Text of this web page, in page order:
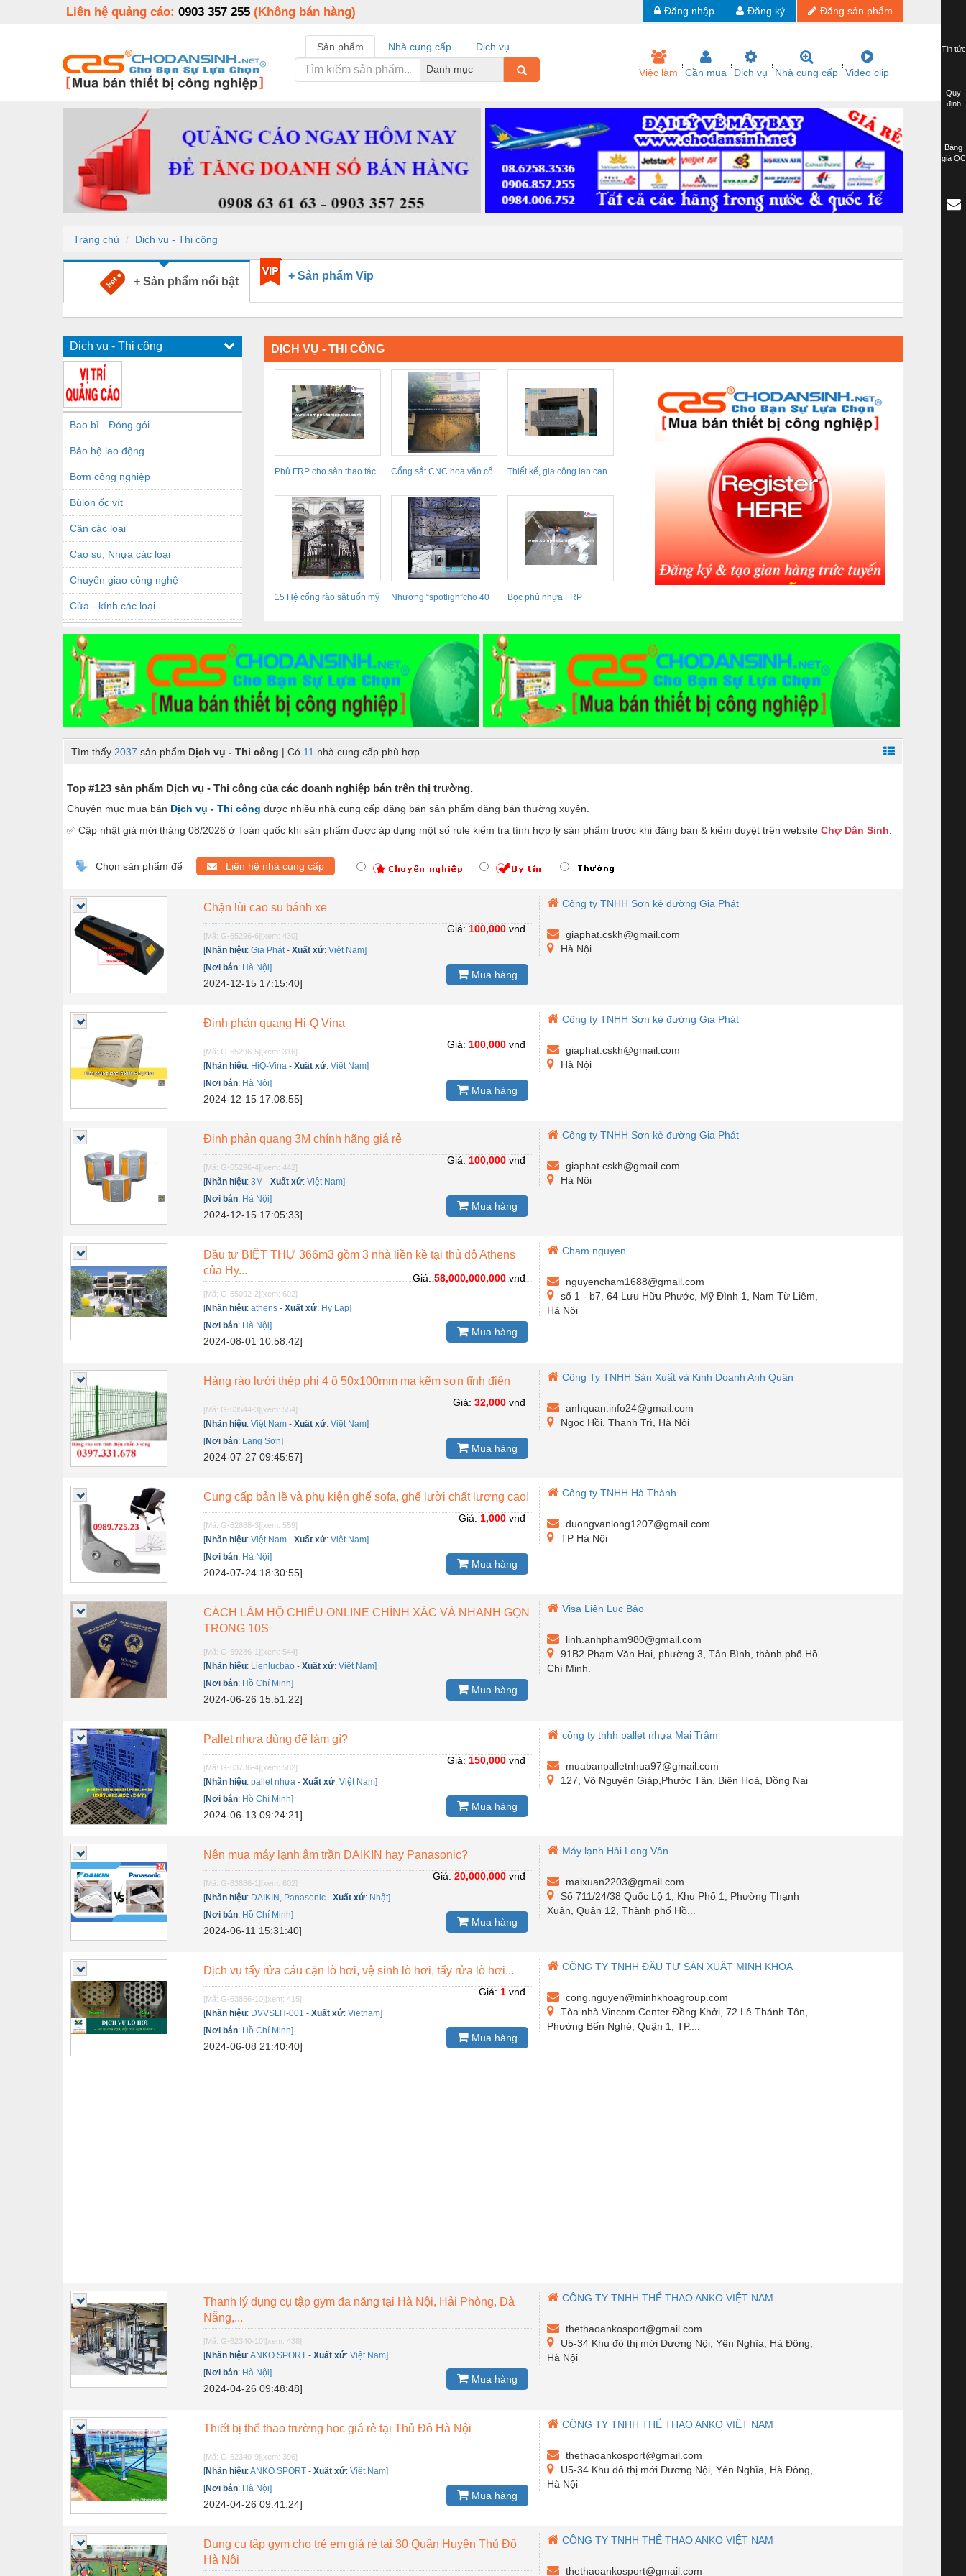
Liên hệ quảng cáo: 0903 357 255 (Không bán hàng) Đăng sản phẩm
Đăng ký
Đăng nhập
Sản phẩm Nhà cung cấp
Dịch vụ
Danh mục
Việc làm Cần mua Dịch vụ Nhà cung cấp Video clip
Trang chủ Dịch vụ - Thi công
+ Sản phẩm nổi bật + Sản phẩm Vip
Dịch vụ - Thi công
Bao bì - Đóng gói
Bảo hộ lao động
Bơm công nghiệp
Bùlon ốc vít
Cân các loại
Cao su, Nhựa các loại
Chuyển giao công nghệ
Cửa - kính các loại
Dầu khí - Thiết bị
Dây chuyền sản xuất
Dệt may - Thiết bị
Dầu mỡ công nghiệp
Điện công nghiệp
Điện gia dụng
Điện Lạnh
Đóng tàu Thiết bị
Đúc chính xác Thiết bị
Dụng cụ cắt gọt
Dụng cụ điện
Dụng cụ đo
Gỗ - Trang thiết bị
Hàn cắt - Thiết bị
Hóa chất-Trang thiết bị
Kệ công nghiệp
Lọc công nghiệp
Máy công cụ - Phụ tùng
Mỏ - Trang thiết bị
Mô tơ - Hộp số
Môi trường - Thiết bị
Nâng hạ - Trang thiết bị
Nội - Ngoại thất - văn phòng
Nước-Vật tư thiết bị
Phốt cơ khí
Sắt, thép, inox các loại
Thí nghiệm-Trang thiết bị
Thiết bị chiếu sáng
Thiết bị chống sét
Thiết bị an ninh
Thiết bị công nghiệp
Thiết bị điện
Thiết bị giáo dục
Thiết bị khác
Thiết bị làm sạch
Thiết bị nhà bếp
Thiết bị nhiệt
Thiêt bị PCCC
Thiết bị truyền động
Thiết bị văn phòng
Thiết bị viễn thông
Thủy lực-Thiết bị
Thủy sản - Trang thiết bị
Van - Co các loại
Vật liệu mài mòn
Vật liệu xây dựng
Vòng bi - Bạc đạn
DỊCH VỤ - THI CÔNG
Phủ FRP cho sàn thao tác
Cổng sắt CNC hoa văn cổ
Thiết kế, gia công lan can
15 Hệ cổng rào sắt uốn mỹ
Nhường “spotligh”cho 40
Bọc phủ nhựa FRP
Tìm thấy 2037 sản phẩm Dịch vụ - Thi công | Có 11 nhà cung cấp phù hợp
Top #123 sản phẩm Dịch vụ - Thi công của các doanh nghiệp bán trên thị trường.
Chuyên mục mua bán Dịch vụ - Thi công được nhiều nhà cung cấp đăng bán sản phẩm đăng bán thường xuyên.
✅ Cập nhật giá mới tháng 08/2026 ở Toàn quốc khi sản phẩm được áp dụng một số rule kiểm tra tính hợp lý sản phẩm trước khi đăng bán & kiểm duyệt trên website Chợ Dân Sinh
Chọn sản phẩm để Liên hệ nhà cung cấp
Chặn lùi cao su bánh xe
[Mã: G-65296-6][xem: 430]
[Nhãn hiệu:Gia Phát -Xuất xứ:Việt Nam]
[Nơi bán: Hà Nội]
2024-12-15 17:15:40]
Giá: 100,000vnđ
Mua hàng
Công ty TNHH Sơn kẻ đường Gia Phát
giaphat.cskh@gmail.com
Hà Nội
Đinh phản quang Hi-Q Vina
[Mã: G-65296-5][xem: 316]
[Nhãn hiệu: HiQ-Vina -Xuất xứ:Việt Nam]
[Nơi bán: Hà Nội]
2024-12-15 17:08:55]
Giá: 100,000vnđ
Mua hàng
Công ty TNHH Sơn kẻ đường Gia Phát
giaphat.cskh@gmail.com
Hà Nội
Đinh phản quang 3M chính hãng giá rẻ
[Mã: G-65296-4][xem: 442]
[Nhãn hiệu:3M -Xuất xứ:Việt Nam]
[Nơi bán: Hà Nội]
2024-12-15 17:05:33]
Giá: 100,000vnđ
Mua hàng
Công ty TNHH Sơn kẻ đường Gia Phát
giaphat.cskh@gmail.com
Hà Nội
Đầu tư BIỆT THỰ 366m3 gồm 3 nhà liền kề tại thủ đô Athens
của Hy...
[Mã: G-55092-2][xem: 602]
[Nhãn hiệu:athens -Xuất xứ: Hy Lạp]
[Nơi bán: Hà Nội]
2024-08-01 10:58:42]
Giá: 58,000,000,000vnđ
Mua hàng
Cham nguyen
nguyencham1688@gmail.com
số 1 - b7, 64 Lưu Hữu Phước, Mỹ Đình 1, Nam Từ Liêm,
Hà Nội
Hàng rào lưới thép phi 4 ô 50x100mm mạ kẽm sơn tĩnh điện
[Mã: G-63544-3][xem: 554]
[Nhãn hiệu:Việt Nam -Xuất xứ:Việt Nam]
[Nơi bán: Lạng Sơn]
2024-07-27 09:45:57]
Giá: 32,000vnđ
Mua hàng
Công Ty TNHH Sản Xuất và Kinh Doanh Anh Quân
anhquan.info24@gmail.com
Ngọc Hồi, Thanh Trì, Hà Nội
Cung cấp bản lề và phụ kiện ghế sofa, ghế lười chất lượng cao!
[Mã: G-62868-3][xem: 559]
[Nhãn hiệu:Việt Nam -Xuất xứ:Việt Nam]
[Nơi bán: Hà Nội]
2024-07-24 18:30:55]
Giá: 1,000vnđ
Mua hàng
Công ty TNHH Hà Thành
duongvanlong1207@gmail.com
TP Hà Nội
CÁCH LÀM HỘ CHIẾU ONLINE CHÍNH XÁC VÀ NHANH GỌN
TRONG 10S
[Mã: G-59286-1][xem: 544]
[Nhãn hiệu: Lienlucbao -Xuất xứ:Việt Nam]
[Nơi bán: Hồ Chí Minh]
2024-06-26 15:51:22]
Mua hàng
Visa Liên Lục Bảo
linh.anhpham980@gmail.com
91B2 Phạm Văn Hai, phường 3, Tân Bình, thành phố Hồ
Chí Minh.
Pallet nhựa dùng để làm gì?
[Mã: G-63736-4][xem: 582]
[Nhãn hiệu:pallet nhựa -Xuất xứ:Việt Nam]
[Nơi bán: Hồ Chí Minh]
2024-06-13 09:24:21]
Giá: 150,000vnđ
Mua hàng
công ty tnhh pallet nhựa Mai Trâm
muabanpalletnhua97@gmail.com
127, Võ Nguyên Giáp,Phước Tân, Biên Hoà, Đồng Nai
Nên mua máy lạnh âm trần DAIKIN hay Panasonic?
[Mã: G-63886-1][xem: 602]
[Nhãn hiệu: DAIKIN, Panasonic -Xuất xứ: Nhật]
[Nơi bán: Hồ Chí Minh]
2024-06-11 15:31:40]
Giá: 20,000,000vnđ
Mua hàng
Máy lạnh Hải Long Vân
maixuan2203@gmail.com
Số 711/24/38 Quốc Lộ 1, Khu Phố 1, Phường Thạnh
Xuân, Quận 12, Thành phố Hồ...
Dịch vụ tẩy rửa cáu cặn lò hơi, vệ sinh lò hơi, tẩy rửa lò hơi...
[Mã: G-63856-10][xem: 415]
[Nhãn hiệu: DVVSLH-001 -Xuất xứ:Vietnam]
[Nơi bán: Hồ Chí Minh]
2024-06-08 21:40:40]
Giá: 1vnđ
Mua hàng
CÔNG TY TNHH ĐẦU TƯ SẢN XUẤT MINH KHOA
cong.nguyen@minhkhoagroup.com
Tòa nhà Vincom Center Đồng Khởi, 72 Lê Thánh Tôn,
Phường Bến Nghé, Quận 1, TP....
Thanh lý dụng cụ tập gym đa năng tại Hà Nội, Hải Phòng, Đà
Nẵng,...
[Mã: G-62340-10][xem: 438]
[Nhãn hiệu:ANKO SPORT -Xuất xứ:Việt Nam]
[Nơi bán: Hà Nội]
2024-04-26 09:48:48]
Mua hàng
CÔNG TY TNHH THỂ THAO ANKO VIỆT NAM
thethaoankosport@gmail.com
U5-34 Khu đô thị mới Dương Nội, Yên Nghĩa, Hà Đông,
Hà Nội
Thiết bị thể thao trường học giá rẻ tại Thủ Đô Hà Nội
[Mã: G-62340-9][xem: 396]
[Nhãn hiệu:ANKO SPORT -Xuất xứ:Việt Nam]
[Nơi bán: Hà Nội]
2024-04-26 09:41:24]
Mua hàng
CÔNG TY TNHH THỂ THAO ANKO VIỆT NAM
thethaoankosport@gmail.com
U5-34 Khu đô thị mới Dương Nội, Yên Nghĩa, Hà Đông,
Hà Nội
Dụng cụ tập gym cho trẻ em giá rẻ tại 30 Quận Huyện Thủ Đô
Hà Nội
CÔNG TY TNHH THỂ THAO ANKO VIỆT NAM
thethaoankosport@gmail.com
Tin tức
Quy
định
Bảng
giá QC